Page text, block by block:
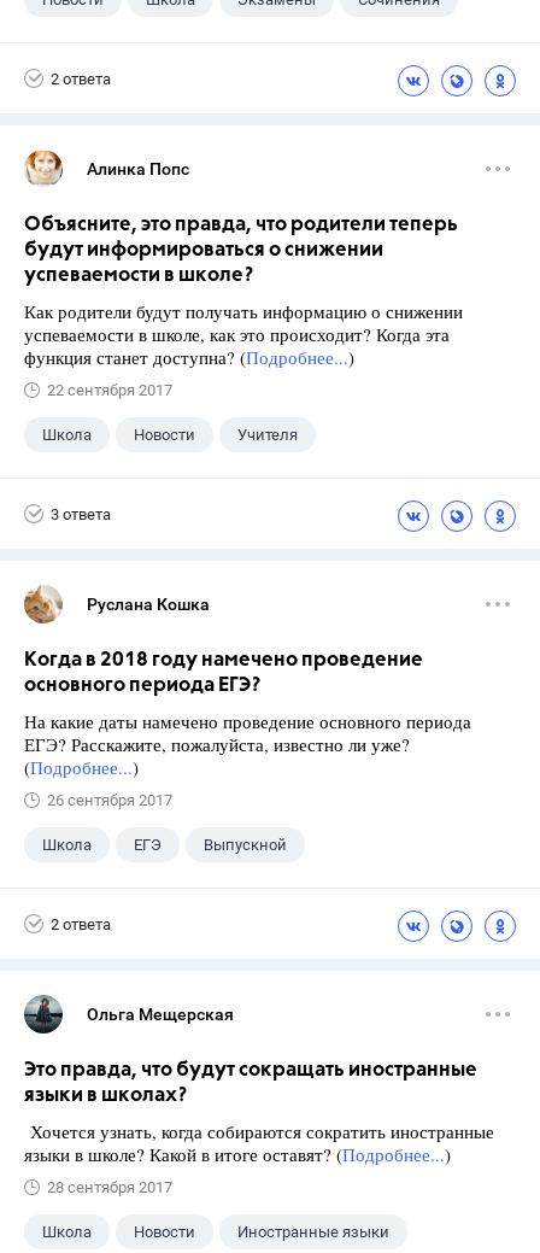
2 ответа
Алинка Попс
Объясните, это правда, что родители теперь
будут информироваться о снижении
успеваемости в школе?
Как родители будут получать информацию о снижении
успеваемости в школе, как это происходит? Когда эта
функция станет доступна? (Подробнее...)
22 сентября 2017
Школа Новости Учителя
3 ответа
Руслана Кошка
Когда в 2018 году намечено проведение
основного периода ЕГЭ?
На какие даты намечено проведение основного периода
ЕГЭ? Расскажите, пожалуйста, известно ли уже?
(Подробнее...)
26 сентября 2017
Школа ЕГЭ Выпускной
2 ответа
Ольга Мещерская
Это правда, что будут сокращать иностранные
языки в школах?
Хочется узнать, когда собираются сократить иностранные
языки в школе? Какой в итоге оставят? (Подробнее...)
28 сентября 2017
Школа Новости Иностранные языки